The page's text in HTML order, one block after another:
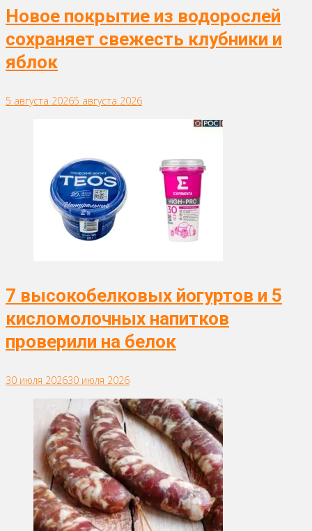
Новое покрытие из водорослей
сохраняет свежесть клубники и
яблок
5 августа 20265 августа 2026
7 высокобелковых йогуртов и 5
кисломолочных напитков
проверили на белок
30 июля 202630 июля 2026